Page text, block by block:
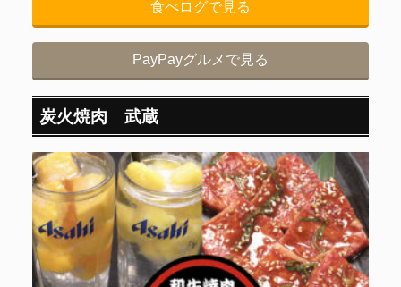
食べログで見る
PayPayグルメで見る
炭火焼肉 武蔵